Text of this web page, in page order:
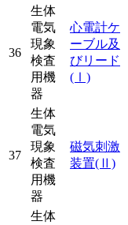
36
生体
電気
現象
検査
用機
器
心電計ケ
ーブル及
びリード
(Ⅰ)
37
生体
電気
現象
検査
用機
器
磁気刺激
装置(Ⅱ)
生体